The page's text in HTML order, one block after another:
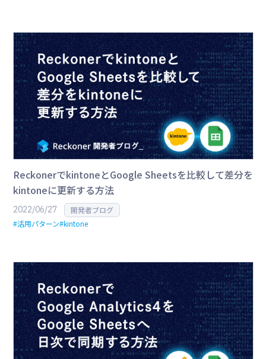
ReckonerでkintoneとGoogle Sheetsを比較して差分を
kintoneに更新する方法
2022/06/27
開発者ブログ
#活用パターン#kintone